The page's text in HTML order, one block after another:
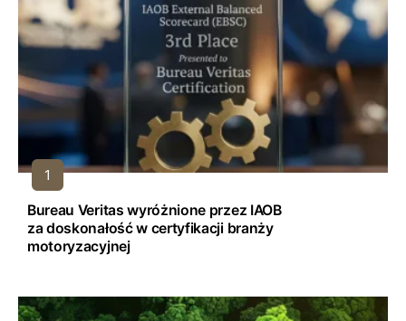
Bureau Veritas wyróżnione przez IAOB
za doskonałość w certyfikacji branży
motoryzacyjnej